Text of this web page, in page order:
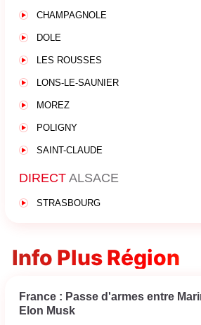
CHAMPAGNOLE
DOLE
LES ROUSSES
LONS-LE-SAUNIER
MOREZ
POLIGNY
SAINT-CLAUDE
DIRECT ALSACE
STRASBOURG
Info Plus Région
France : Passe d'armes entre
Elon Musk